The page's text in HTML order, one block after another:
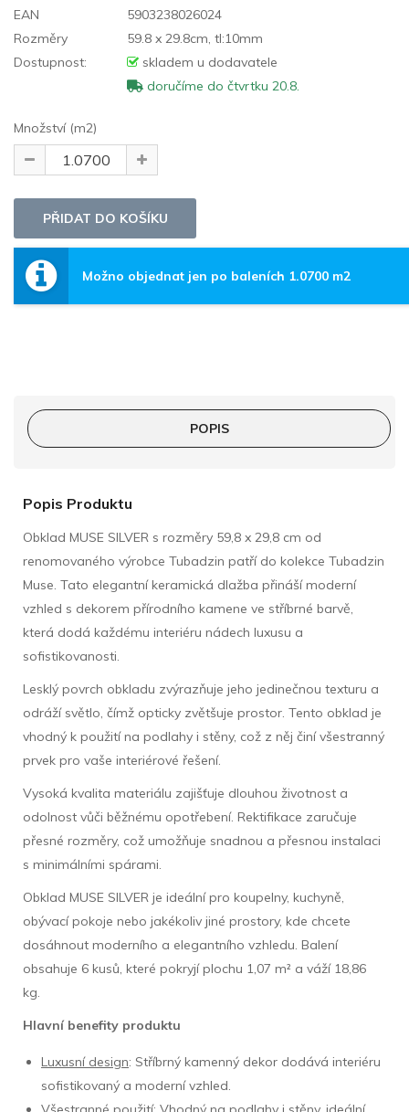
EAN
5903238026024
Rozměry
59.8 x 29.8cm, tl:10mm
Dostupnost:
skladem u dodavatele
doručíme do čtvrtku 20.8.
Množství (m2)
Možno objednat jen po baleních 1.0700 m2
POPIS
Popis Produktu
Obklad MUSE SILVER s rozměry 59,8 x 29,8 cm od
renomovaného výrobce Tubadzin patří do kolekce Tubadzin
Muse. Tato elegantní keramická dlažba přináší moderní
vzhled s dekorem přírodního kamene ve stříbrné barvě,
která dodá každému interiéru nádech luxusu a
sofistikovanosti.
Lesklý povrch obkladu zvýrazňuje jeho jedinečnou texturu a
odráží světlo, čímž opticky zvětšuje prostor. Tento obklad je
vhodný k použití na podlahy i stěny, což z něj činí všestranný
prvek pro vaše interiérové řešení.
Vysoká kvalita materiálu zajišťuje dlouhou životnost a
odolnost vůči běžnému opotřebení. Rektifikace zaručuje
přesné rozměry, což umožňuje snadnou a přesnou instalaci
s minimálními spárami.
Obklad MUSE SILVER je ideální pro koupelny, kuchyně,
obývací pokoje nebo jakékoliv jiné prostory, kde chcete
dosáhnout moderního a elegantního vzhledu. Balení
obsahuje 6 kusů, které pokryjí plochu 1,07 m² a váží 18,86
kg.
Hlavní benefity produktu
Luxusní design: Stříbrný kamenný dekor dodává interiéru
sofistikovaný a moderní vzhled.